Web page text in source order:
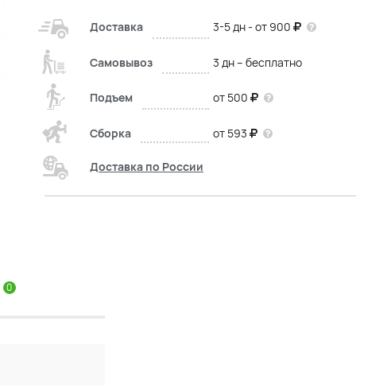
Доставка 3-5 дн - от 900
Самовывоз 3 дн – бесплатно
Подъем от 500
Сборка от 593
Доставка по России
0